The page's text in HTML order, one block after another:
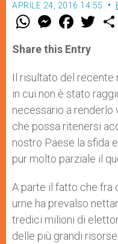
APRILE 24, 2016 14:55
W
t
s
p
p
M
e
s
e
g
e
r
F
a
e
b
o
k
w
r
Share this Entry
Il risultato del recente
in cui non è stato
necessario a renderlo
che possa ritenersi
nostro Paese la sfida
pur molto parziale il
A parte il fatto che fra
urne ha prevalso
tredici milioni di
delle più grandi